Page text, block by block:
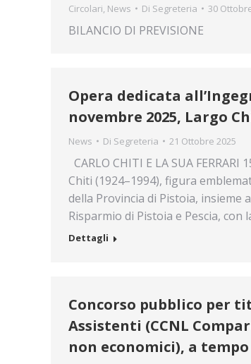
Circolari, News Di Segreteria 30
BILANCIO DI PREVISIONE
Opera dedicata
novembre 2025, Largo
News Di Segreteria 21 Ottobre 2025
CARLO CHITI E LA SUA
Chiti (1924–1994), figura
della Provincia di Pistoia, insieme
Risparmio di Pistoia e Pescia,
Dettagli
Concorso pubblico per
Assistenti (CCNL
non economici), a